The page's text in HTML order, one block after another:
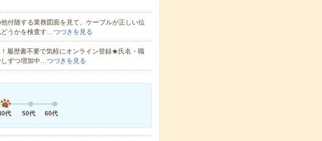
付随する業務図面を見て、ケーブルが正しい位
どうかを検査す…つづきを見る
履歴書不要で気軽にオンライン登録★氏名・職
ずつ増加中…つづきを見る
代 50代 60代